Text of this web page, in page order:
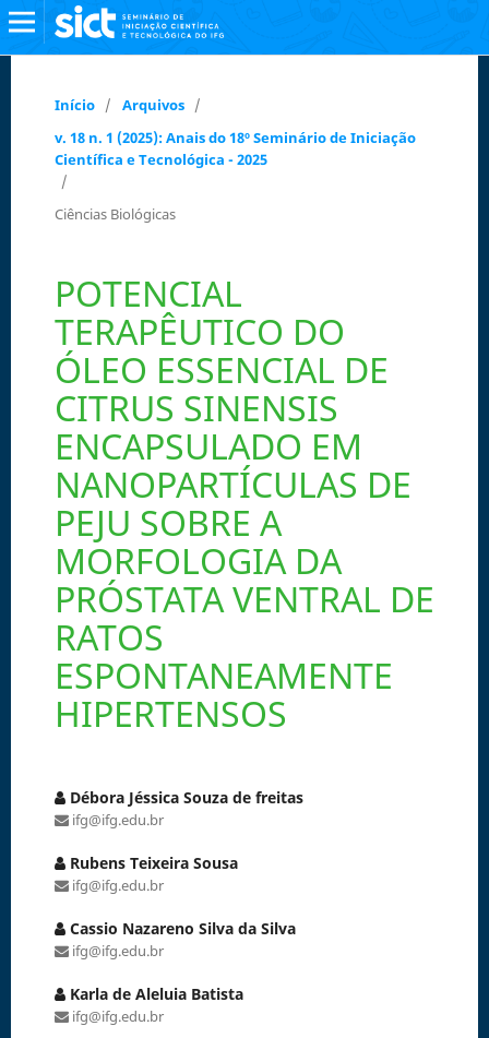
Início / Arquivos /
v. 18 n. 1 (2025): Anais do 18º Seminário de Iniciação
Científica e Tecnológica - 2025
/
Ciências Biológicas
POTENCIAL
TERAPÊUTICO DO
ÓLEO ESSENCIAL DE
CITRUS SINENSIS
ENCAPSULADO EM
NANOPARTÍCULAS DE
PEJU SOBRE A
MORFOLOGIA DA
PRÓSTATA VENTRAL DE
RATOS
ESPONTANEAMENTE
HIPERTENSOS
Débora Jéssica Souza de freitas
ifg@ifg.edu.br
Rubens Teixeira Sousa
ifg@ifg.edu.br
Cassio Nazareno Silva da Silva
ifg@ifg.edu.br
Karla de Aleluia Batista
ifg@ifg.edu.br